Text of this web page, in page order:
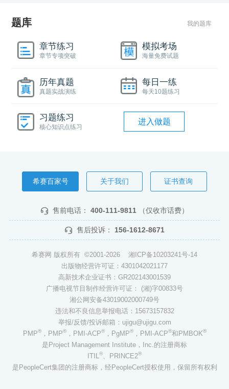
题库 我的题库
章节练习
章节专项突破
模拟考场
海量免费试题
历年真题
真题实战演练
每日一练
每天10题练习
习题练习
核心知识点练习
进入做题
希赛百家号 关于我们 证书查询
售前电话： 400-111-9811 （仅收市话费）
售后投诉： 156-1612-8671
希赛网 版权所有 ©2001-2026 湘ICP备10203241号-14
出版物经营许可证：4301042021177
高新技术企业证书：GR202143001539
广播电视节目制作经营许可证： (湘)字00833号
湘公网安备43019002000749号
违法和不良信息举报电话：15673157832
举报/反馈/投诉邮箱：ujigu@ujigu.com
PMP®，PMP®，PMI-ACP®，PgMP®，PMI-ACP®和PMBOK®
是Project Management Institute，Inc.的注册商标
ITIL
® 、PRINCE2®
是PeopleCert集团的注册商标，经PeopleCert授权使用，保留所有权利